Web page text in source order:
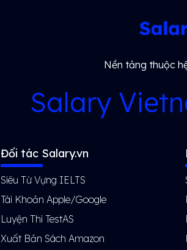
Nền tảng thuộc
Salary
Đối tác Salary.vn
Siêu Từ Vựng IELTS
Tài Khoản Apple/Google
Luyện Thi TestAS
Xuất Bản Sách Amazon